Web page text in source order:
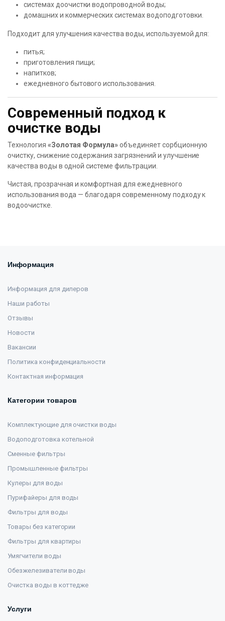
системах доочистки водопроводной воды;
домашних и коммерческих системах водоподготовки.
Подходит для улучшения качества воды, используемой для:
питья;
приготовления пищи;
напитков;
ежедневного бытового использования.
Современный подход к
очистке воды
Технология «Золотая Формула»объединяет сорбционную
очистку, снижение содержания загрязнений и улучшение
качества воды в одной системе фильтрации.
Чистая, прозрачная и комфортная для ежедневного
использования вода — благодаря современному подходу к
водоочистке.
Информация
Информация для дилеров
Наши работы
Отзывы
Новости
Вакансии
Политика конфиденциальности
Контактная информация
Категории товаров
Комплектующие для очистки воды
Водоподготовка котельной
Сменные фильтры
Промышленные фильтры
Кулеры для воды
Пурифайеры для воды
Фильтры для воды
Товары без категории
Фильтры для квартиры
Умягчители воды
Обезжелезиватели воды
Очистка воды в коттедже
Услуги